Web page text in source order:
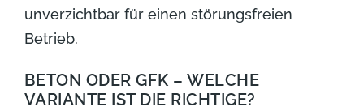
unverzichtbar für einen störungsfreien
Betrieb.
BETON ODER GFK – WELCHE
VARIANTE IST DIE RICHTIGE?